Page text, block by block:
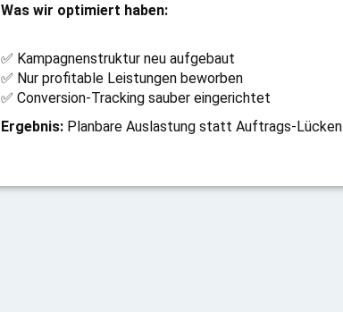
Was wir optimiert haben:
✅ Kampagnenstruktur neu aufgebaut
✅ Nur profitable Leistungen beworben
✅ Conversion-Tracking sauber eingerichtet
Ergebnis: Planbare Auslastung statt Auftrags-Lücken